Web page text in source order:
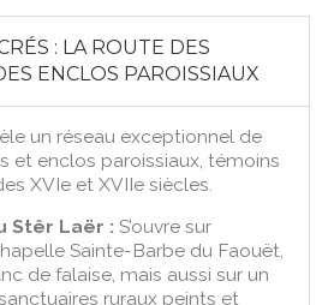
: LA ROUTE DES
ENCLOS PAROISSIAUX
un réseau exceptionnel de
et enclos paroissiaux, témoins
XVIe et XVIIe siècles.
Stêr Laër : S’ouvre sur
Sainte-Barbe du Faouët,
de falaise, mais aussi sur un
ruraux peints et